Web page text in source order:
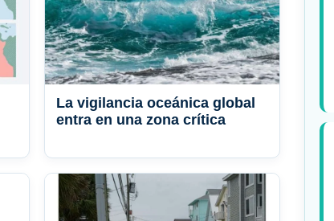
La vigilancia oceánica global
entra en una zona crítica